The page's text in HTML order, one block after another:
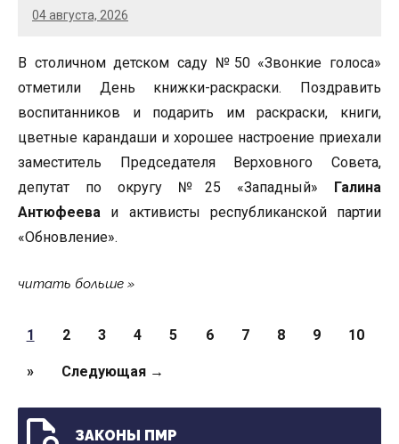
04 августа, 2026
В столичном детском саду №50 «Звонкие голоса»
отметили День книжки-раскраски. Поздравить
воспитанников и подарить им раскраски, книги,
цветные карандаши и хорошее настроение приехали
заместитель Председателя Верховного Совета,
депутат по округу №25 «Западный» Галина
Антюфеева и активисты республиканской партии
«Обновление».
читать больше
Страницы
1 2 3 4 5 6 7 8 9 10
» Следующая →
ЗАКОНЫ ПМР